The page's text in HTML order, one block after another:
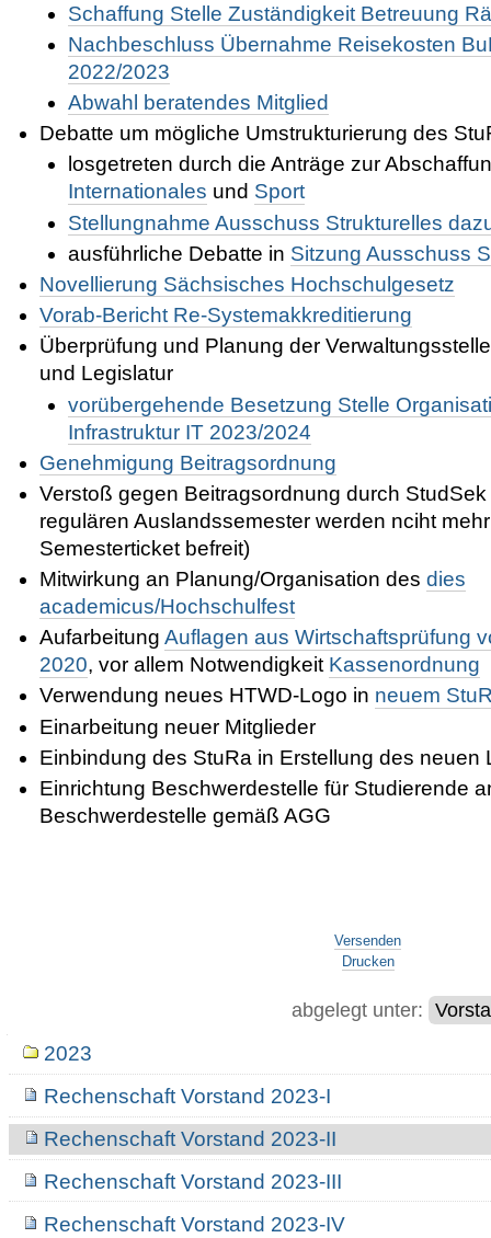
Schaffung Stelle Zuständigkeit Betreuung
Nachbeschluss Übernahme Reisekosten
2022/2023
Abwahl beratendes Mitglied
Debatte um mögliche Umstrukturierung des
losgetreten durch die Anträge zur
Internationales und Sport
Stellungnahme Ausschuss Strukturelles
ausführliche Debatte in Sitzung Ausschuss
Novellierung Sächsisches Hochschulgesetz
Vorab-Bericht Re-Systemakkreditierung
Überprüfung und Planung der
und Legislatur
vorübergehende Besetzung Stelle
Infrastruktur IT 2023/2024
Genehmigung Beitragsordnung
Verstoß gegen Beitragsordnung durch
regulären Auslandssemester werden nciht
Semesterticket befreit)
Mitwirkung an Planung/Organisation desdies
academicus/Hochschulfest
AufarbeitungAuflagen aus Wirtschaftsprüfung
2020, vor allem Notwendigkeit Kassenordnung
Verwendung neues HTWD-Logo in neuem
Einarbeitung neuer Mitglieder
Einbindung des StuRa in Erstellung des neuen
Einrichtung Beschwerdestelle für Studierende
Beschwerdestelle gemäß AGG
Versenden
Drucken
abgelegt unter:
Navigation
2023
Rechenschaft Vorstand 2023-I
Rechenschaft Vorstand 2023-II
Rechenschaft Vorstand 2023-III
Rechenschaft Vorstand 2023-IV